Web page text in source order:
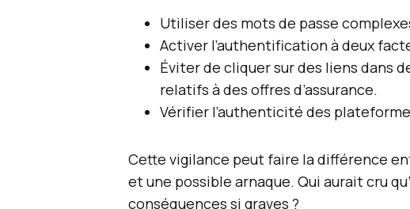
Utiliser des mots de passe
Activer l’authentification à deux
Éviter de cliquer sur des liens dans
relatifs à des offres d’assurance.
Vérifier l’authenticité des
Cette vigilance peut faire la différence
et une possible arnaque. Qui aurait cru
conséquences si graves ?